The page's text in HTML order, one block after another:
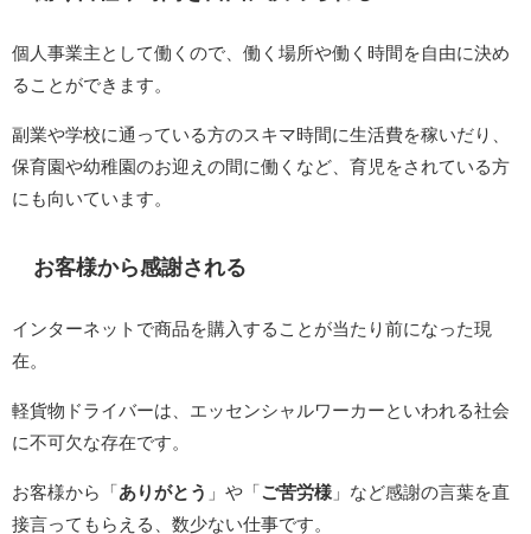
個人事業主として働くので、働く場所や働く時間を自由に決め
ることができます。
副業や学校に通っている方のスキマ時間に生活費を稼いだり、
保育園や幼稚園のお迎えの間に働くなど、育児をされている方
にも向いています。
お客様から感謝される
インターネットで商品を購入することが当たり前になった現
在。
軽貨物ドライバーは、エッセンシャルワーカーといわれる社会
に不可欠な存在です。
お客様から「ありがとう 」や「 ご苦労様 」など感謝の言葉を直
接言ってもらえる、数少ない仕事です。